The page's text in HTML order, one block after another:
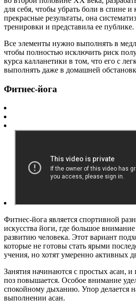
для себя, чтобы убрать боли в спине и
прекрасные результаты, она
тренировки и представила ее публике.
Все элементы нужно выполнять в
чтобы полностью исключить риск
курса калланетики в том, что его с
выполнять даже в домашней
Фитнес-йога
Фитнес-йога является спортивной
искусства йоги, где большое
развитию человека. Этот вариант
которые не готовы стать ярыми
учения, но хотят умеренно активных
Занятия начинаются с простых асан, и
поз повышается. Особое внимание
спокойному дыханию. Упор делается
выполнении асан.